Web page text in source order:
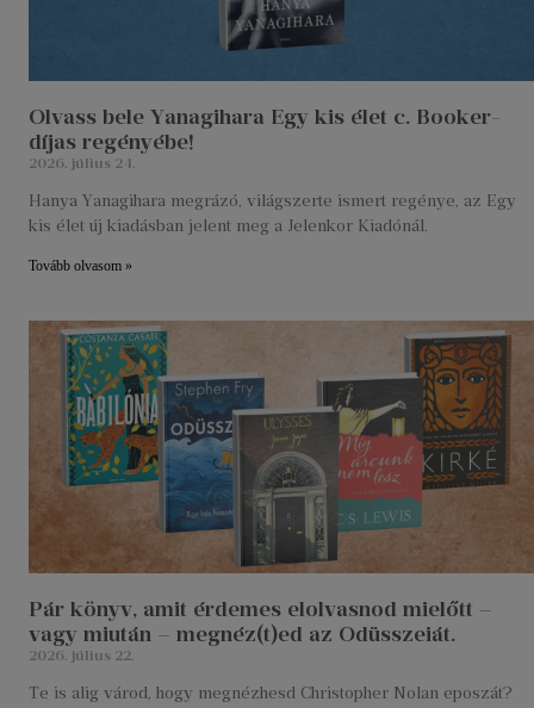
Olvass bele Yanagihara Egy kis élet c. Booker-
díjas regényébe!
2026. július 24.
Hanya Yanagihara megrázó, világszerte ismert regénye, az Egy
kis élet új kiadásban jelent meg a Jelenkor Kiadónál.
Tovább olvasom »
Pár könyv, amit érdemes elolvasnod mielőtt –
vagy miután – megnéz(t)ed az Odüsszeiát.
2026. július 22.
Te is alig várod, hogy megnézhesd Christopher Nolan eposzát?